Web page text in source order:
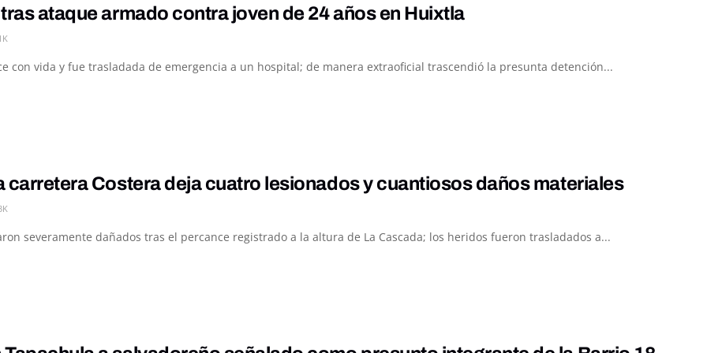
ataque armado contra joven de 24 años en Huixtla
con vida y fue trasladada de emergencia a un hospital; de manera extraoficial trascendió la presunta detención...
carretera Costera deja cuatro lesionados y cuantiosos daños materiales
severamente dañados tras el percance registrado a la altura de La Cascada; los heridos fueron trasladados a...